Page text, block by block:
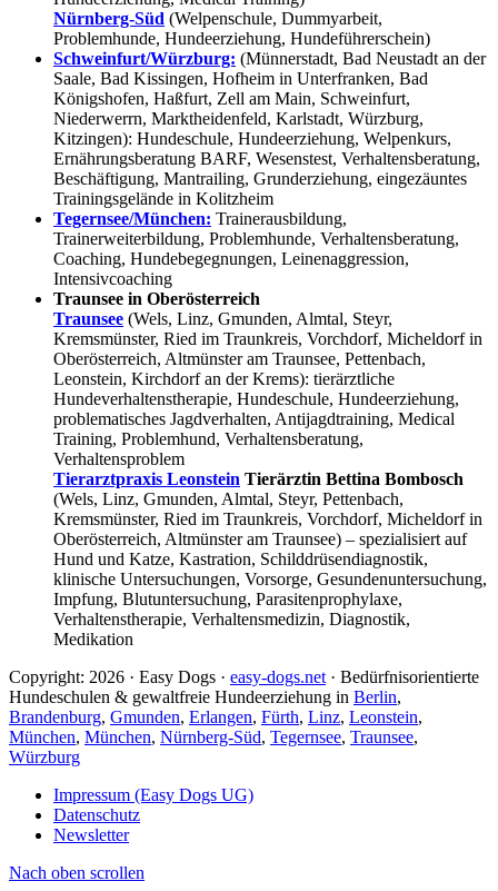
Nürnberg-Süd (Welpenschule, Dummyarbeit,
Problemhunde, Hundeerziehung, Hundeführerschein)
Schweinfurt/Würzburg: (Münnerstadt, Bad Neustadt an der
Saale, Bad Kissingen, Hofheim in Unterfranken, Bad
Königshofen, Haßfurt, Zell am Main, Schweinfurt,
Niederwerrn, Marktheidenfeld, Karlstadt, Würzburg,
Kitzingen): Hundeschule, Hundeerziehung, Welpenkurs,
Ernährungsberatung BARF, Wesenstest, Verhaltensberatung,
Beschäftigung, Mantrailing, Grunderziehung, eingezäuntes
Trainingsgelände in Kolitzheim
Tegernsee/München: Trainerausbildung,
Trainerweiterbildung, Problemhunde, Verhaltensberatung,
Coaching, Hundebegegnungen, Leinenaggression,
Intensivcoaching
Traunsee in Oberösterreich
Traunsee (Wels, Linz, Gmunden, Almtal, Steyr,
Kremsmünster, Ried im Traunkreis, Vorchdorf, Micheldorf in
Oberösterreich, Altmünster am Traunsee, Pettenbach,
Leonstein, Kirchdorf an der Krems): tierärztliche
Hundeverhaltenstherapie, Hundeschule, Hundeerziehung,
problematisches Jagdverhalten, Antijagdtraining, Medical
Training, Problemhund, Verhaltensberatung,
Verhaltensproblem
Tierarztpraxis Leonstein Tierärztin Bettina Bombosch
(Wels, Linz, Gmunden, Almtal, Steyr, Pettenbach,
Kremsmünster, Ried im Traunkreis, Vorchdorf, Micheldorf in
Oberösterreich, Altmünster am Traunsee) – spezialisiert auf
Hund und Katze, Kastration, Schilddrüsendiagnostik,
klinische Untersuchungen, Vorsorge, Gesundenuntersuchung,
Impfung, Blutuntersuchung, Parasitenprophylaxe,
Verhaltenstherapie, Verhaltensmedizin, Diagnostik,
Medikation
Copyright: 2026 · Easy Dogs · easy-dogs.net · Bedürfnisorientierte
Hundeschulen & gewaltfreie Hundeerziehung in Berlin,
Brandenburg, Gmunden, Erlangen, Fürth, Linz, Leonstein,
München, München, Nürnberg-Süd, Tegernsee, Traunsee,
Würzburg
Impressum (Easy Dogs UG)
Datenschutz
Newsletter
Nach oben scrollen